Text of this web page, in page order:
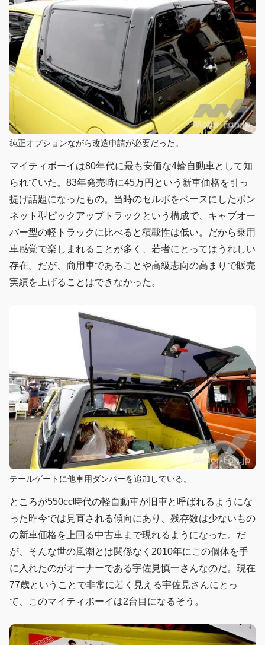
純正オプションながら改造申請が必要だった。
マイティボーイは80年代に最も安価な4輪自動車として知
られていた。83年発売時に45万円という新車価格を引っ
提げ話題になったもの。当時のセルボをベースにしたボン
ネット型ピックアップトラックという構成で、キャブオー
バー型の軽トラックに比べると積載性は低い。だから乗用
車感覚で楽しまれることが多く、若者にとってはうれしい
存在。だが、商用車であることや高級志向の高まりで販売
実績を上げることはできなかった。
テールゲートに他車用ダンパーを追加している。
ところが550cc時代の軽自動車が旧車と呼ばれるようにな
った昨今では見直される傾向にあり、残存数は少ないもの
の新車価格を上回る中古車まで現れるようになった。だ
が、そんな世の風潮とは関係なく2010年にこの個体を手
に入れたのがオーナーである宇佐見慎一さんなのだ。現在
77歳ということで非常に若く見える宇佐見さんにとっ
て、このマイティボーイは2台目になるそう。